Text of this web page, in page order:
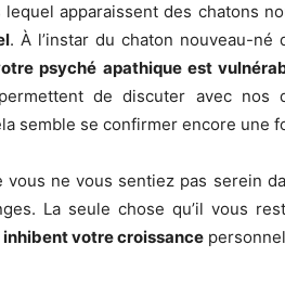
lequel apparaissent des chatons
. À l’instar du chaton nouveau-
psyché apathique est
de discuter avec nos
semble se confirmer encore une
vous ne vous sentiez pas serein
La seule chose qu’il vous
inhibent votre croissance